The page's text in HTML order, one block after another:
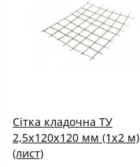
Сітка кладочна ТУ
2,5x120x120 мм (1x2 м)
(лист)